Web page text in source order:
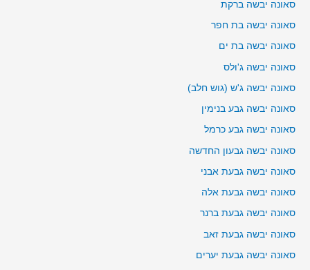
סאונה יבשה ברקת
סאונה יבשה בת חפר
סאונה יבשה בת ים
סאונה יבשה ג'ולס
סאונה יבשה ג'ש (גוש חלב)
סאונה יבשה גבע בנימין
סאונה יבשה גבע כרמל
סאונה יבשה גבעון החדשה
סאונה יבשה גבעת אבני
סאונה יבשה גבעת אלה
סאונה יבשה גבעת ברנר
סאונה יבשה גבעת זאב
סאונה יבשה גבעת יערים